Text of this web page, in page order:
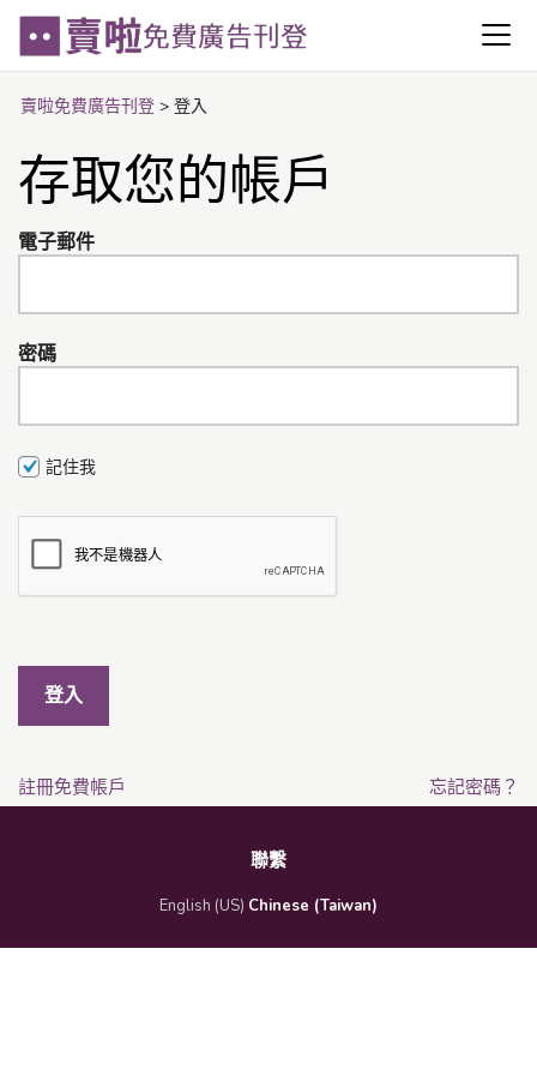
賣啦免費廣告刊登 > 登入
存取您的帳戶
電子郵件
密碼
記住我
登入
註冊免費帳戶 忘記密碼？
聯繫
English (US) Chinese (Taiwan)